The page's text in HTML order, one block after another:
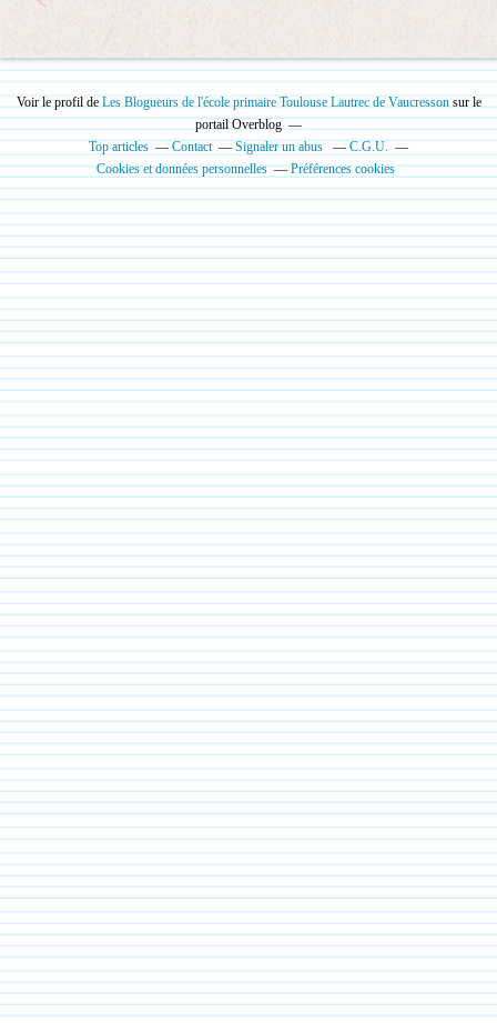
Voir le profil de Les Blogueurs de l'école primaire Toulouse Lautrec de Vaucressonsur le
portail Overblog
Top articles
Contact Signaler un abus
C.G.U.
Cookies et données personnelles
Préférences cookies